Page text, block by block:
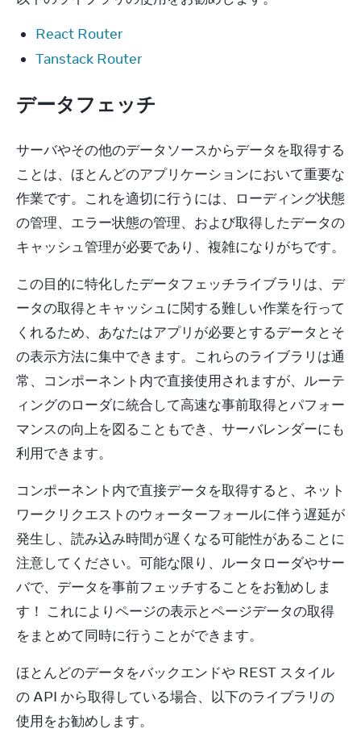
React Router
Tanstack Router
データフェッチ
サーバやその他のデータソースからデータを取得する
ことは、ほとんどのアプリケーションにおいて重要な
作業です。これを適切に行うには、ローディング状態
の管理、エラー状態の管理、および取得したデータの
キャッシュ管理が必要であり、複雑になりがちです。
この目的に特化したデータフェッチライブラリは、デ
ータの取得とキャッシュに関する難しい作業を行って
くれるため、あなたはアプリが必要とするデータとそ
の表示方法に集中できます。これらのライブラリは通
常、コンポーネント内で直接使用されますが、ルーテ
ィングのローダに統合して高速な事前取得とパフォー
マンスの向上を図ることもでき、サーバレンダーにも
利用できます。
コンポーネント内で直接データを取得すると、ネット
ワークリクエストのウォーターフォールに伴う遅延が
発生し、読み込み時間が遅くなる可能性があることに
注意してください。可能な限り、ルータローダやサー
バで、データを事前フェッチすることをお勧めしま
す！ これによりページの表示とページデータの取得
をまとめて同時に行うことができます。
ほとんどのデータをバックエンドや REST スタイル
の API から取得している場合、以下のライブラリの
使用をお勧めします。